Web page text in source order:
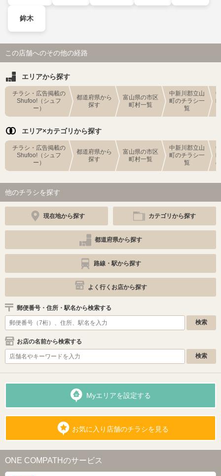
鉾木
この店舗へのその他の経路
エリアから探す
チラシ・広告掲載の
Shufoo!（シュフ
ー）
都道府県から
探す
富山県の市区
町村一覧
中新川郡立山
町のチラシ一
覧
エリア×カテゴリから探す
チラシ・広告掲載の
Shufoo!（シュフ
ー）
都道府県から
探す
富山県の市区
町村一覧
中新川郡立山
町のチラシ一
覧
他のチラシを探す
現在地から探す カテゴリから探す
都道府県から探す
路線・駅から探す
よく行くお店から探す
郵便番号・住所・駅名から検索する
お店の名前から検索する
Myエリアを設定する
お気に入り店舗のチラシを見る
ONE COMPATHのサービス